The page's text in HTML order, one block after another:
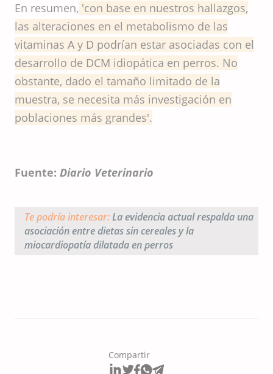
En resumen, 'con base en nuestros hallazgos,
las alteraciones en el metabolismo de las
vitaminas A y D podrían estar asociadas con el
desarrollo de DCM idiopática en perros. No
obstante, dado el tamaño limitado de la
muestra, se necesita más investigación en
poblaciones más grandes'.
Fuente: Diario Veterinario
Te podría interesar:La evidencia actual respalda una
asociación entre dietas sin cereales y la
miocardiopatía dilatada en perros
Compartir